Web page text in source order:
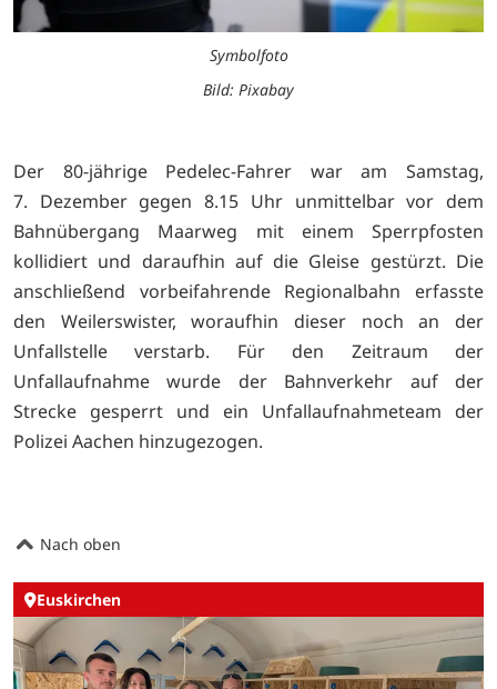
Symbolfoto
Bild: Pixabay
Der 80-jährige Pedelec-Fahrer war am Samstag,
7. Dezember gegen 8.15 Uhr unmittelbar vor dem
Bahnübergang Maarweg mit einem Sperrpfosten
kollidiert und daraufhin auf die Gleise gestürzt. Die
anschließend vorbeifahrende Regionalbahn erfasste
den Weilerswister, woraufhin dieser noch an der
Unfallstelle verstarb. Für den Zeitraum der
Unfallaufnahme wurde der Bahnverkehr auf der
Strecke gesperrt und ein Unfallaufnahmeteam der
Polizei Aachen hinzugezogen.
Nach oben
Euskirchen